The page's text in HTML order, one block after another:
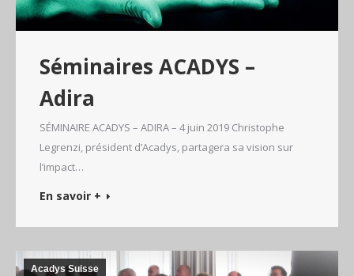
Séminaires ACADYS –
Adira
SÉMINAIRE ACADYS – ADIRA – 4 juin 2019 Christophe
Legrenzi, président d’Acadys, partagera sa vision sur
l’impact…
En savoir +
Acadys Suisse